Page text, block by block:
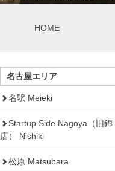
HOME
名古屋エリア
名駅 Meieki
Startup Side Nagoya（旧錦
店） Nishiki
松原 Matsubara